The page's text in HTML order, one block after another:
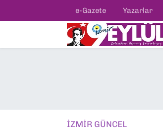
e-Gazete Yazarlar
İZMİR GÜNCEL
Resmi İlanlar
Konak Nöbetçi Eczaneler